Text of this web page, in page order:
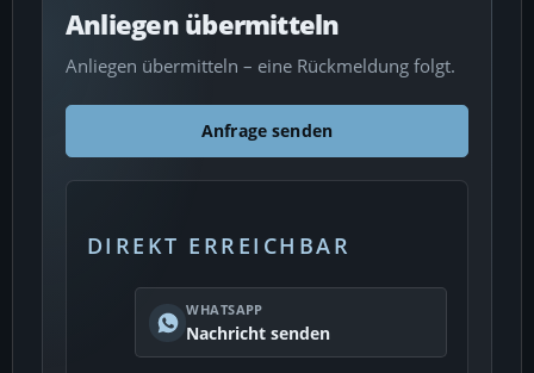
Anliegen übermitteln
Anliegen übermitteln – eine Rückmeldung folgt.
Anfrage senden
DIREKT ERREICHBAR
WHATSAPP
Nachricht senden